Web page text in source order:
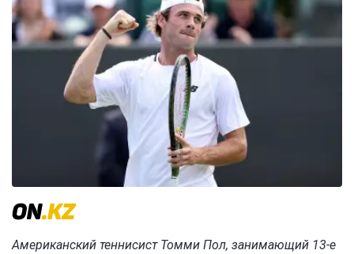
Американский теннисист Томми Пол, занимающий 13-е